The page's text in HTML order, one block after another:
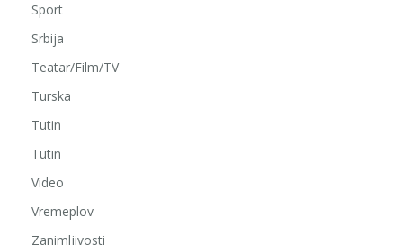
Sport
Srbija
Teatar/Film/TV
Turska
Tutin
Tutin
Video
Vremeplov
Zanimljivosti